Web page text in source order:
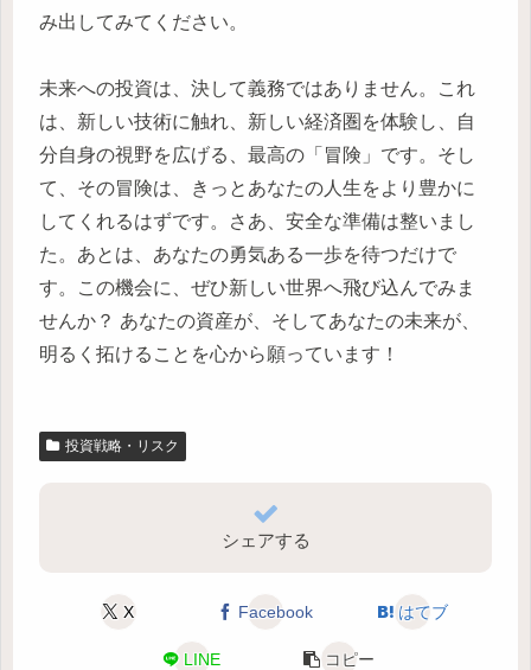
み出してみてください。
未来への投資は、決して義務ではありません。これ
は、新しい技術に触れ、新しい経済圏を体験し、自
分自身の視野を広げる、最高の「冒険」です。そし
て、その冒険は、きっとあなたの人生をより豊かに
してくれるはずです。さあ、安全な準備は整いまし
た。あとは、あなたの勇気ある一歩を待つだけで
す。この機会に、ぜひ新しい世界へ飛び込んでみま
せんか？ あなたの資産が、そしてあなたの未来が、
明るく拓けることを心から願っています！
投資戦略・リスク
シェアする
X Facebook はてブ
LINE コピー